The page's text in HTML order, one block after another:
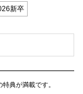
新卒
典が満載です。